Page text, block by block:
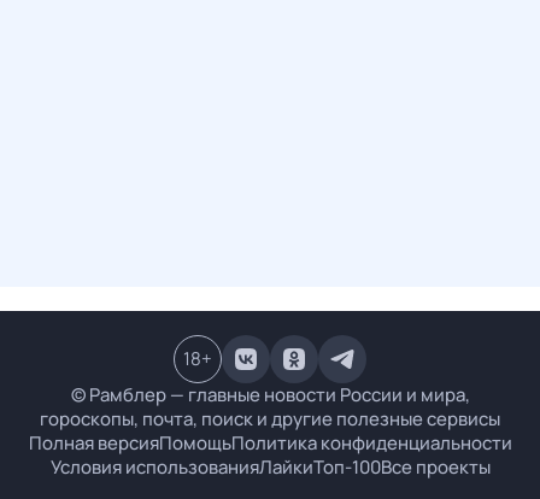
© Рамблер — главные новости России и мира,
гороскопы, почта, поиск и другие полезные сервисы
Полная версияПомощьПолитика конфиденциальности
Условия использованияЛайкиТоп-100Все проекты
18+